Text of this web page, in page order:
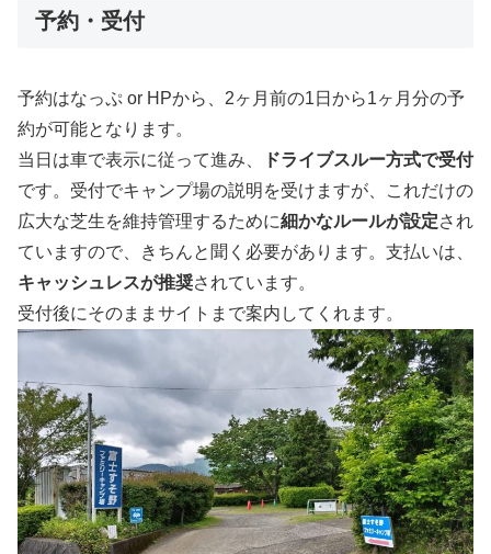
予約・受付
予約はなっぷ or HPから、2ヶ月前の1日から1ヶ月分の予
約が可能となります。
当日は車で表示に従って進み、
ドライブスルー方式で受付
です。受付でキャンプ場の説明を受けますが、これだけの
広大な芝生を維持管理するために細かなルールが設定され
ていますので、きちんと聞く必要があります。支払いは、
キャッシュレスが推奨されています。
受付後にそのままサイトまで案内してくれます。